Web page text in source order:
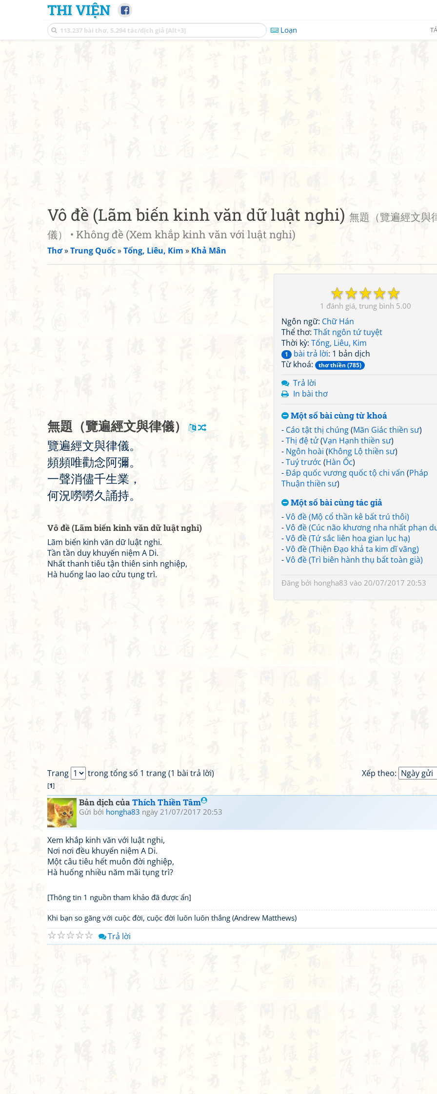
THI VIỆN
Loạn
Vô đề (Lãm biến kinh văn dữ luật nghi) 無題（覽遍經文與
儀） • Không đề (Xem khắp kinh văn với luật nghi)
Thơ»Trung Quốc»Tống, Liêu, Kim » Khả Mân
☆
☆
☆
☆
☆
1 5.00
Ngôn ngữ: Chữ Hán
Thể thơ: Thất ngôn tứ tuyệt
Thời kỳ: Tống, Liêu, Kim
1 bài trả lời: 1 bản dịch
Từ khoá:
thơ thiền (785)
Trả lời
In bài thơ
Một số bài cùng từ khoá
- Cáo tật thị chúng(Mãn Giác thiền sư)
-Thị đệ tử(Vạn Hạnh thiền sư)
- Ngôn hoài (Không Lộ thiền sư)
-Tuý trước (Hàn Ốc)
-Đáp quốc vương quốc tộ chi vấn (Pháp
Thuận thiền sư)
Một số bài cùng tác giả
-Vô đề (Mộ cổ thần kê bất trú thôi)
-Vô đề (Cúc não khương nha nhất phạn
-Vô đề (Tứ sắc liên hoa gian lục hạ)
-Vô đề (Thiện Đạo khả ta kim dĩ vãng)
-Vô đề (Trì biên hành thụ bất toàn già)
Đăng bởi hongha83 vào 20/07/2017 20:53
無題 （覽遍經文與律儀）
覽遍經文與律儀。
頻頻唯勸念阿彌。
一聲消儘千生業 ，
何況嘮嘮久誦持。
Vô đề (Lãm biến kinh văn dữ luật nghi)
Lãm biến kinh văn dữ luật nghi.
Tần tần duy khuyến niệm A Di.
Nhất thanh tiêu tận thiên sinh nghiệp,
Hà huống lao lao cửu tụng trì.
Xếp theo:
Trang trong tổng số 1 trang (1 bài trả lời)
[1]
Bản dịch củaThích Thiền Tâm
Gửi bởi hongha83 ngày 21/07/2017 20:53
Xem khắp kinh văn với luật nghi,
Nơi nơi đều khuyến niệm A Di.
Một câu tiêu hết muôn đời nghiệp,
Hà huống nhiều năm mãi tụng trì?
[Thông tin 1 nguồn tham khảo đã được ẩn]
Khi bạn so găng với cuộc đời, cuộc đời luôn luôn thắng (Andrew Matthews)
☆
☆
☆
☆
☆ Trả lời